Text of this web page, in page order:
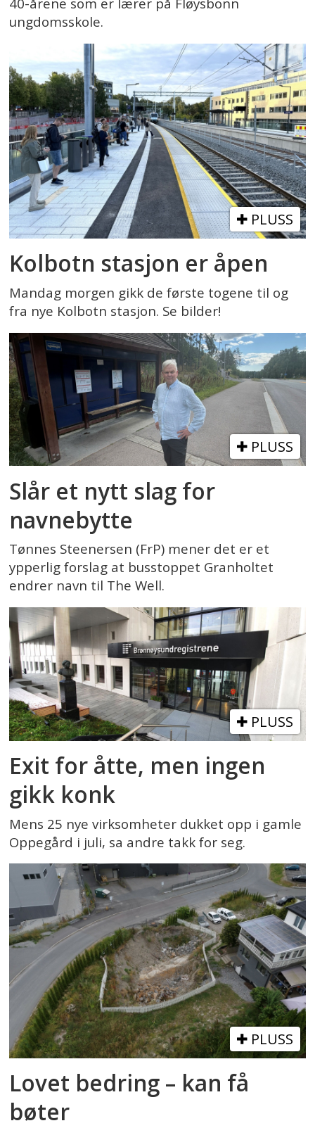
40-årene som er lærer på Fløysbonn
ungdomsskole.
PLUSS
Kolbotn stasjon er åpen
Mandag morgen gikk de første togene til og
fra nye Kolbotn stasjon. Se bilder!
PLUSS
Slår et nytt slag for
navnebytte
Tønnes Steenersen (FrP) mener det er et
ypperlig forslag at busstoppet Granholtet
endrer navn til The Well.
PLUSS
Exit for åtte, men ingen
gikk konk
Mens 25 nye virksomheter dukket opp i gamle
Oppegård i juli, sa andre takk for seg.
PLUSS
Lovet bedring – kan få
bøter